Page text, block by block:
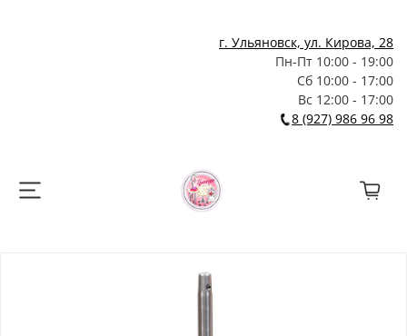
г. Ульяновск, ул. Кирова, 28
Пн-Пт 10:00 - 19:00
Сб 10:00 - 17:00
Вс 12:00 - 17:00
8 (927) 986 96 98